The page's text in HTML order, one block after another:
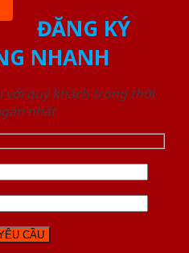
ĐĂNG KÝ
NHANH
với quý khách trong thời
nhất